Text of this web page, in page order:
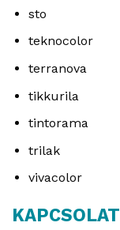
sto
teknocolor
terranova
tikkurila
tintorama
trilak
vivacolor
KAPCSOLAT